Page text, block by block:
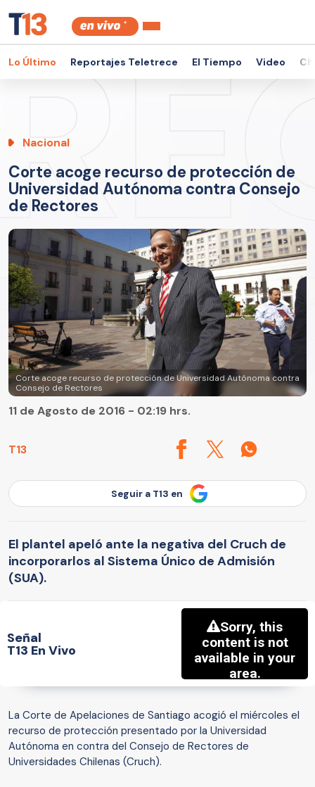
Lo Último Reportajes Teletrece El Tiempo Video
Nacional
Corte acoge recurso de protección de
Universidad Autónoma contra Consejo
de Rectores
Corte acoge recurso de protección de Universidad Autónoma contra
Consejo de Rectores
T13
11 de Agosto de 2016 - 02:19 hrs.
Seguir a T13 en
El plantel apeló ante la negativa del Cruch de
incorporarlos al Sistema Único de Admisión
(SUA).
Señal
T13 En Vivo
La Corte de Apelaciones de Santiago acogió el miércoles el
recurso de protección presentado por la Universidad
Autónoma en contra del Consejo de Rectores de
Universidades Chilenas (Cruch).